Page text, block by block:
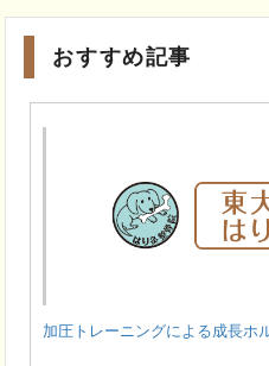
おすすめ記事
加圧トレーニングによる成長ホ